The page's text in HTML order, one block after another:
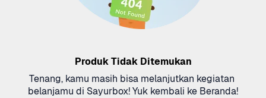
Produk Tidak Ditemukan
Tenang, kamu masih bisa melanjutkan kegiatan
belanjamu di Sayurbox! Yuk kembali ke Beranda!